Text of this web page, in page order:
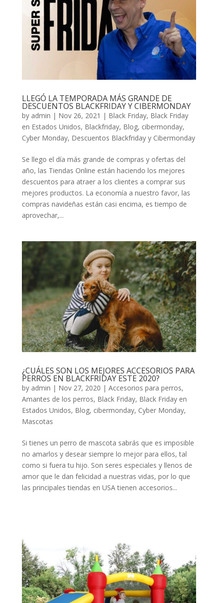
LLEGÓ LA TEMPORADA MÁS GRANDE DE
DESCUENTOS BLACKFRIDAY Y CIBERMONDAY
by admin | Nov 26, 2021 | Black Friday, Black Friday
en Estados Unidos, Blackfriday, Blog, cibermonday,
Cyber Monday, Descuentos Blackfriday y Cibermonday
Se llego el día más grande de compras y ofertas del
año, las Tiendas Online están haciendo los mejores
descuentos para atraer a los clientes a comprar sus
mejores productos. La economía a nuestro favor, las
compras navideñas están casi encima, es tiempo de
aprovechar,...
¿CUÁLES SON LOS MEJORES ACCESORIOS PARA
PERROS EN BLACKFRIDAY ESTE 2020?
by admin | Nov 27, 2020 | Accesorios para perros,
Amantes de los perros, Black Friday, Black Friday en
Estados Unidos, Blog, cibermonday, Cyber Monday,
Mascotas
Si tienes un perro de mascota sabrás que es imposible
no amarlos y desear siempre lo mejor para ellos, tal
como si fuera tu hijo. Son seres especiales y llenos de
amor que le dan felicidad a nuestras vidas, por lo que
las principales tiendas en USA tienen accesorios...